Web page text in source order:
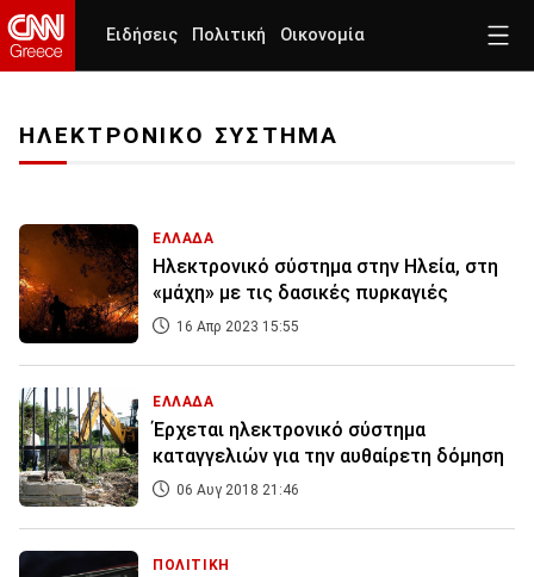
Ειδήσεις Πολιτική Οικονομία
ΗΛΕΚΤΡΟΝΙΚΟ ΣΥΣΤΗΜΑ
ΕΛΛΑΔΑ
Ηλεκτρονικό σύστημα στην Ηλεία, στη
«μάχη» με τις δασικές πυρκαγιές
16 Απρ 2023 15:55
ΕΛΛΑΔΑ
Έρχεται ηλεκτρονικό σύστημα
καταγγελιών για την αυθαίρετη δόμηση
06 Αυγ 2018 21:46
ΠΟΛΙΤΙΚΗ